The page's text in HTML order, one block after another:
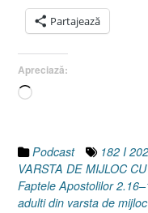
Partajează
Apreciază:
Încarc...
Podcast
182 I
VARSTA DE MIJLOC
Faptele Apostolilor
adulti din varsta de